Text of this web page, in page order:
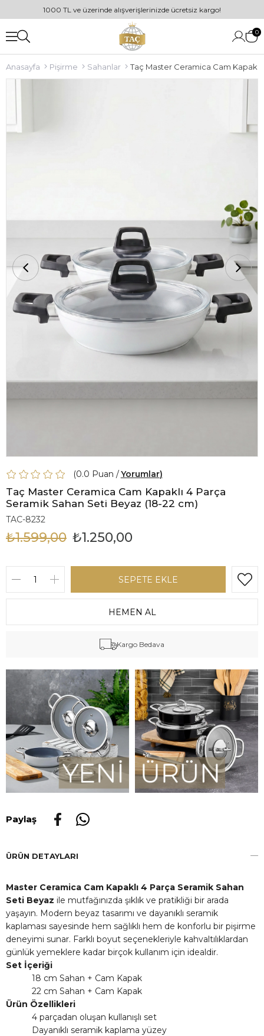
1000 TL ve üzerinde alışverişlerinizde ücretsiz kargo!
0
Anasayfa Pişirme Sahanlar
0.0 Yorumlar
Taç Master Ceramica Cam Kapaklı 4 Parça
Seramik Sahan Seti Beyaz (18-22 cm)
TAC-8232
₺1.599,00 ₺1.250,00
Kargo Bedava
Paylaş
ÜRÜN DETAYLARI
Master Ceramica Cam Kapaklı 4 Parça Seramik Sahan
Seti Beyaz ile mutfağınızda şıklık ve pratikliği bir arada
yaşayın. Modern beyaz tasarımı ve dayanıklı seramik
kaplaması sayesinde hem sağlıklı hem de konforlu bir pişirme
deneyimi sunar. Farklı boyut seçenekleriyle kahvaltılıklardan
günlük yemeklere kadar birçok kullanım için idealdir.
Set İçeriği
18 cm Sahan + Cam Kapak
22 cm Sahan + Cam Kapak
Ürün Özellikleri
4 parçadan oluşan kullanışlı set
Dayanıklı seramik kaplama yüzey